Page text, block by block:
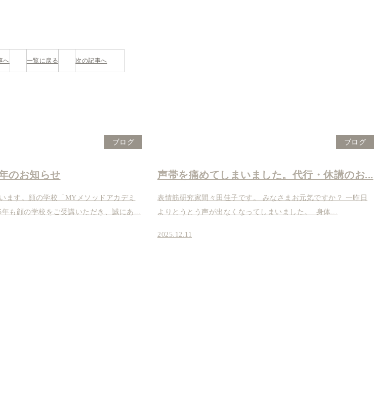
へ 一覧に戻る 次の記事へ
ブログ
のお知らせ
ます。顔の学校「MYメソッドアカデミ
も顔の学校をご受講いただき、誠にあ...
ブログ
声帯を痛めてしまいました。代行・休講のお...
表情筋研究家間々田佳子です。 みなさまお元気ですか？ 一昨日
よりとうとう声が出なくなってしまいました。 身体...
2025.12.11